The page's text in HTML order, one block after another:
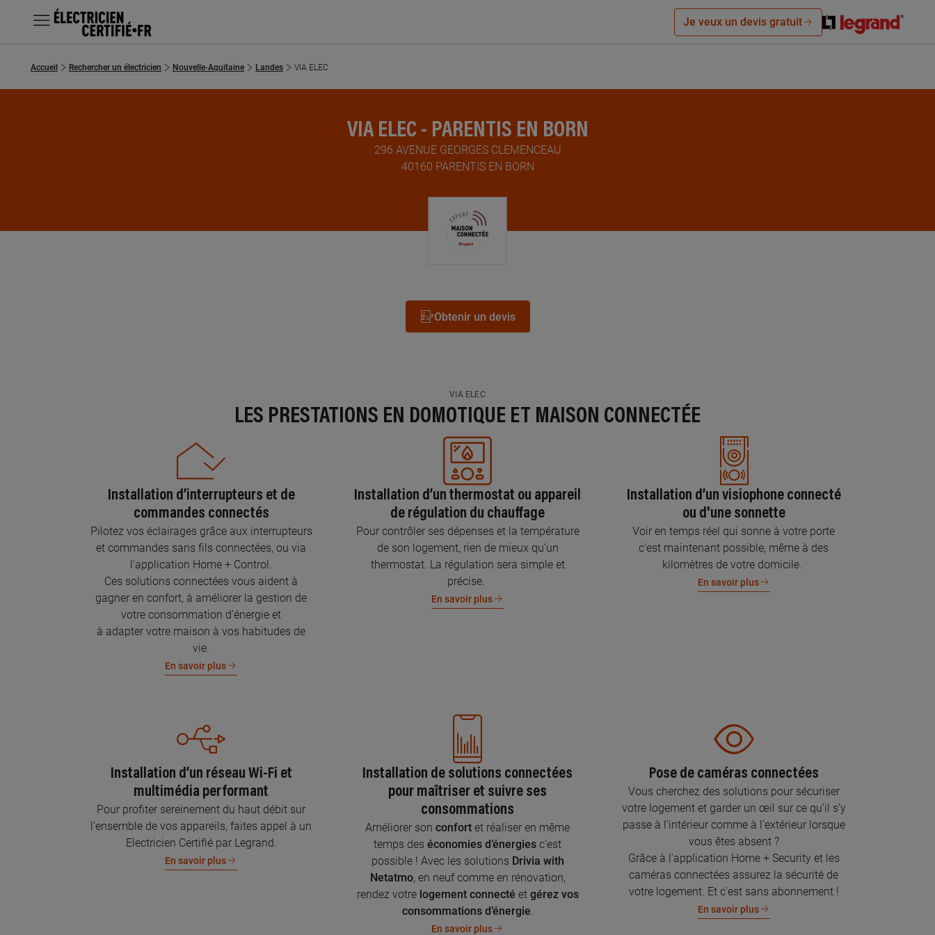
MENU
Chercher un électricien
Je veux un devis gratuit
Accueil Rechercher un électricien Nouvelle-Aquitaine Landes VIA ELEC
VIA ELEC - PARENTIS EN BORN
296 AVENUE GEORGES CLEMENCEAU
40160 PARENTIS EN BORN
Obtenir un devis
VIA ELEC
LES PRESTATIONS EN DOMOTIQUE ET MAISON CONNECTÉE
Installation d’interrupteurs et de
commandes connectés
Pilotez vos éclairages grâce aux interrupteurs
et commandes sans fils connectées, ou via
l'application Home + Control.
Ces solutions connectées vous aident à
gagner en confort, à améliorer la gestion de
votre consommation d’énergie et
à adapter votre maison à vos habitudes de
vie.
En savoir plus
Installation d’un thermostat ou appareil
de régulation du chauffage
Pour contrôler ses dépenses et la température
de son logement, rien de mieux qu’un
thermostat. La régulation sera simple et
précise.
En savoir plus
Installation d’un visiophone connecté
ou d'une sonnette
Voir en temps réel qui sonne à votre porte
c’est maintenant possible, même à des
kilomètres de votre domicile.
En savoir plus
Installation d’un réseau Wi-Fi et
multimédia performant
Pour profiter sereinement du haut débit sur
l’ensemble de vos appareils, faites appel à un
Electricien Certifié par Legrand.
En savoir plus
Installation de solutions connectées
pour maîtriser et suivre ses
consommations
Améliorer son confort et réaliser en même
temps des économies d’énergies c’est
possible ! Avec les solutions Drivia with
Netatmo, en neuf comme en rénovation,
rendez votre logement connecté et gérez vos
consommations d’énergie.
En savoir plus
Pose de caméras connectées
Vous cherchez des solutions pour sécuriser
votre logement et garder un œil sur ce qu’il s’y
passe à l’intérieur comme à l’extérieur lorsque
vous êtes absent ?
Grâce à l'application Home + Security et les
caméras connectées assurez la sécurité de
votre logement. Et c'est sans abonnement !
En savoir plus